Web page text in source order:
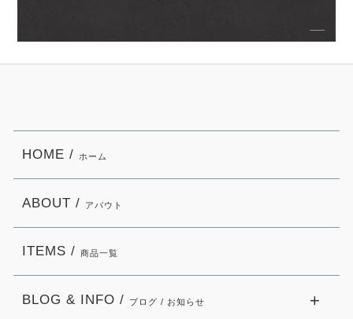
HOME / ホーム
ABOUT / アバウト
ITEMS / 商品一覧
BLOG & INFO / ブログ / お知らせ